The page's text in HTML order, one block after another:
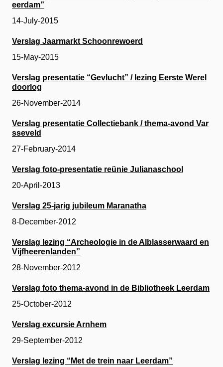
eerdam”
14-July-2015
Verslag Jaarmarkt Schoonrewoerd
15-May-2015
Verslag presentatie “Gevlucht” / lezing Eerste Werel
doorlog
26-November-2014
Verslag presentatie Collectiebank / thema-avond Var
sseveld
27-February-2014
Verslag foto-presentatie reünie Julianaschool
20-April-2013
Verslag 25-jarig jubileum Maranatha
8-December-2012
Verslag lezing “Archeologie in de Alblasserwaard en
Vijfheerenlanden”
28-November-2012
Verslag foto thema-avond in de Bibliotheek Leerdam
25-October-2012
Verslag excursie Arnhem
29-September-2012
Verslag lezing “Met de trein naar Leerdam”